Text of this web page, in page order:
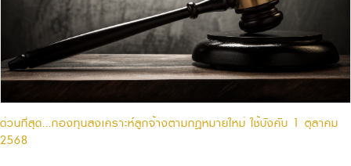
ด่วนที่สุด...กองทุนสงเคราะห์ลูกจ้างตามกฎหมายใหม่ ใช้บังคับ 1 ตุลาคม
2568